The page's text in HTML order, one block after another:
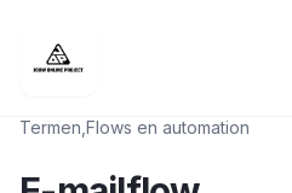
Termen Flows en automation